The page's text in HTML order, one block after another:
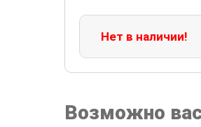
Нет в наличии!
Возможно